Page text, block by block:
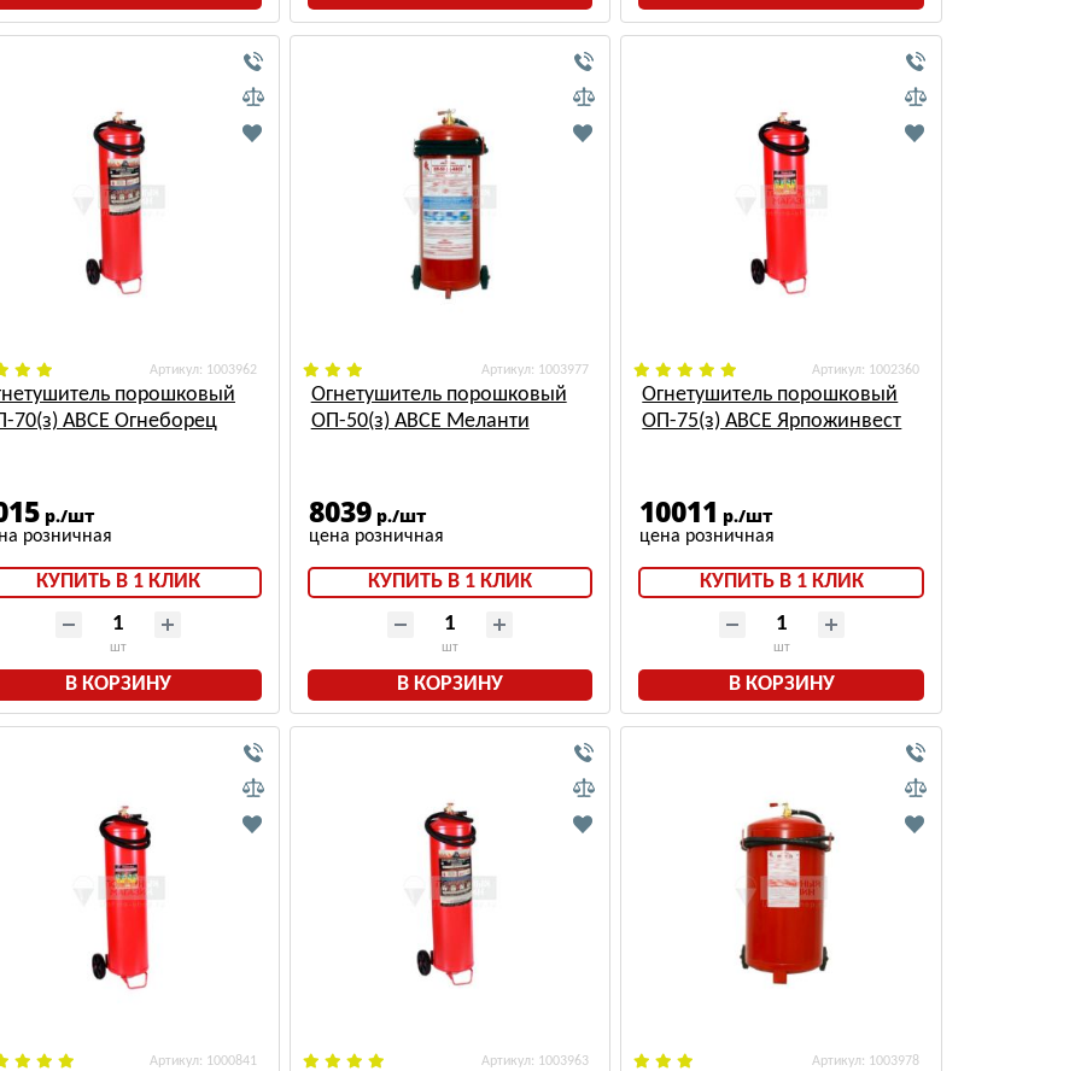
: 1003962
порошковый
70(з) АВСЕ Огнеборец
р./шт
КУПИТЬ В 1 КЛИК
шт
В КОРЗИНУ
: 1003977
Огнетушитель порошковый
ОП-50(з) АВСЕ Меланти
8039 р./шт
КУПИТЬ В 1 КЛИК
шт
В КОРЗИНУ
: 1002360
Огнетушитель порошковый
ОП-75(з) АВСЕ Ярпожинвест
10011 р./шт
КУПИТЬ В 1 КЛИК
шт
В КОРЗИНУ
: 1000841 : 1003963 : 1003978